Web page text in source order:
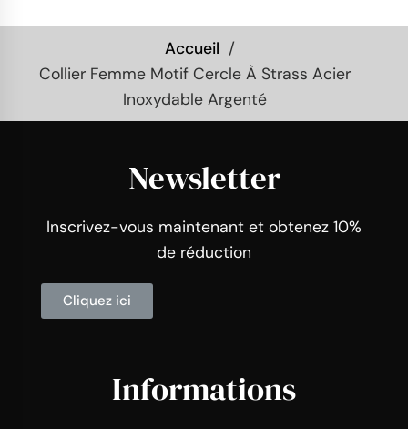
Accueil
Collier Femme Motif Cercle À Strass Acier
Inoxydable Argenté
Newsletter
Inscrivez-vous maintenant et obtenez 10%
de réduction
Cliquez ici
Informations